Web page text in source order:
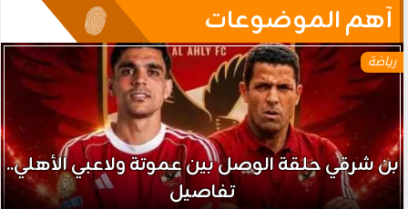
آهم الموضوعات
رياضة
بن شرقي حلقة الوصل بين عموتة ولاعبي الأهلي..
تفاصيل